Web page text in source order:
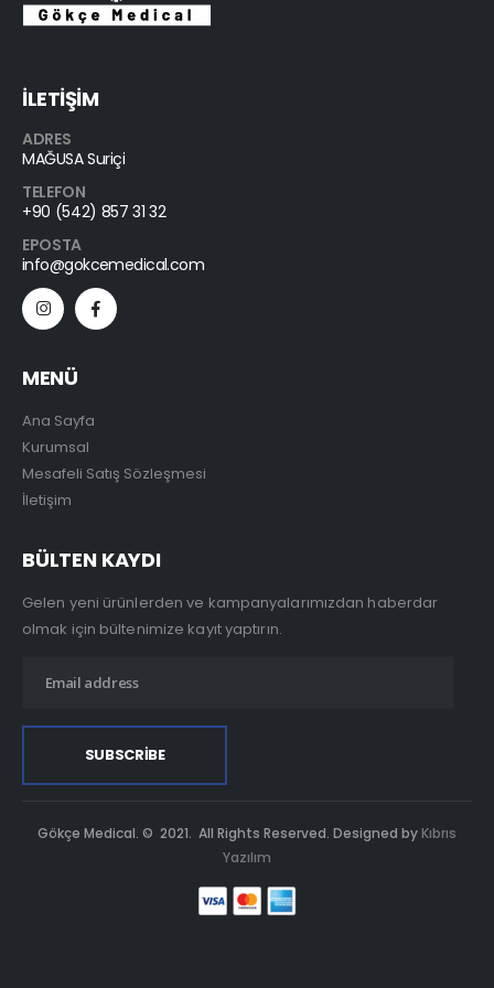
İLETİŞİM
ADRES
MAĞUSA Suriçi
TELEFON
+90 (542) 857 31 32
EPOSTA
info@gokcemedical.com
MENÜ
Ana Sayfa
Kurumsal
Mesafeli Satış Sözleşmesi
İletişim
BÜLTEN KAYDI
Gelen yeni ürünlerden ve kampanyalarımızdan haberdar
olmak için bültenimize kayıt yaptırın.
Gökçe Medical. © 2021. All Rights Reserved. Designed by Kıbrıs
Yazılım